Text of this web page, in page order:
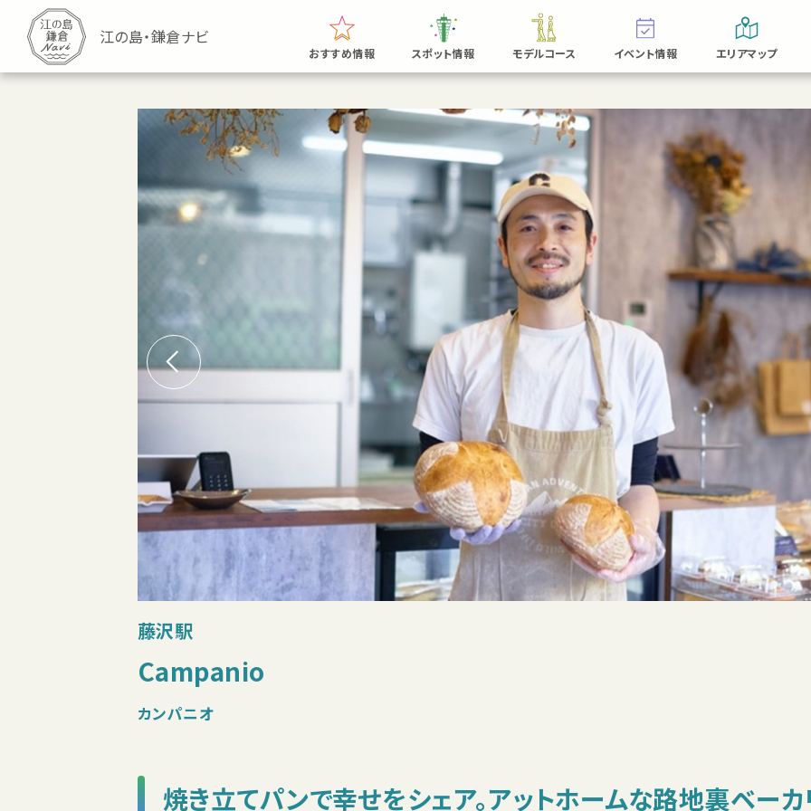
おすすめ情報 スポット情報 モデルコース イベント情報 エリアマップ
藤沢駅
Campanio
カンパニオ
焼き立てパンで幸せをシェア。アットホームな路地裏ベー